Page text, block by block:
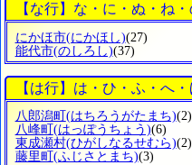
【な行】な・に・ぬ・ね
にかほ市(にかほし)(27)
能代市(のしろし)(37)
【は行】は・ひ・ふ・へ・
八郎潟町 (はちろうがたまち)
八峰町 (はっぽうちょう)(6)
東成瀬村(ひがしなるせむら)
藤里町 (ふじさとまち)(3)